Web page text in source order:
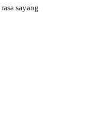
sayang